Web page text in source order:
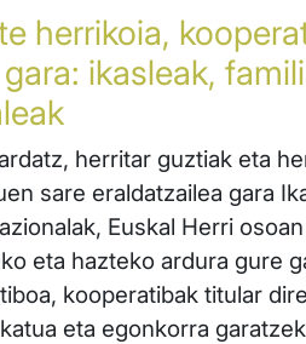
herrikoia,
ikasleak,
herritar guztiak eta
sare eraldatzailea gara
Euskal Herri
eta hazteko ardura gure
kooperatibak titular
eta egonkorra